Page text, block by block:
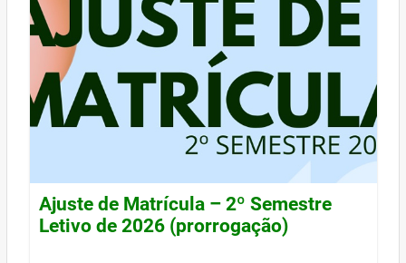
Ajuste de Matrícula – 2º Semestre
Letivo de 2026 (prorrogação)